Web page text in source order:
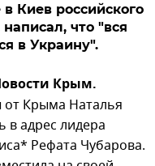
Киев российского
что "вся
в Украину".
Крым.
от Крыма Наталья
в адрес лидера
Рефата Чубарова.